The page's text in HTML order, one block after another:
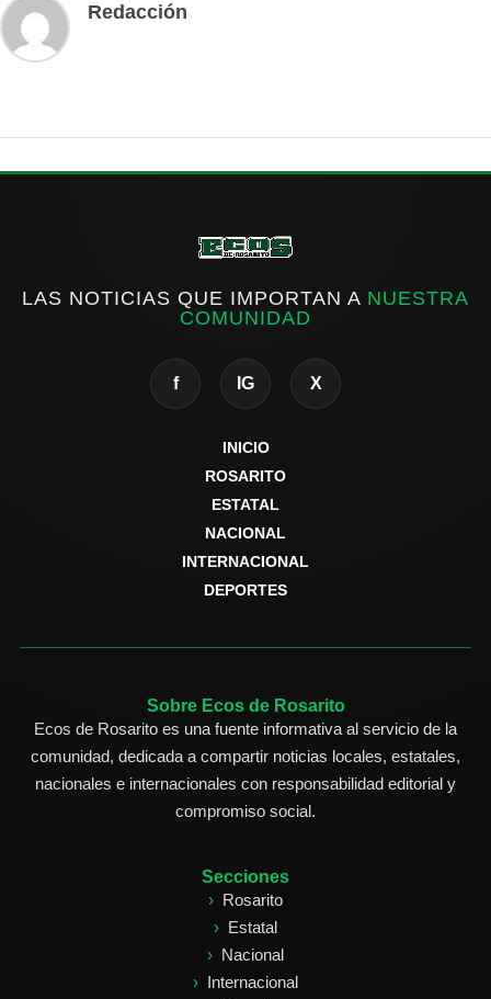
Redacción
LAS NOTICIAS QUE IMPORTAN A NUESTRA
COMUNIDAD
f IG X
INICIO
ROSARITO
ESTATAL
NACIONAL
INTERNACIONAL
DEPORTES
Sobre Ecos de Rosarito
Ecos de Rosarito es una fuente informativa al servicio de la
comunidad, dedicada a compartir noticias locales, estatales,
nacionales e internacionales con responsabilidad editorial y
compromiso social.
Secciones
Rosarito
Estatal
Nacional
Internacional